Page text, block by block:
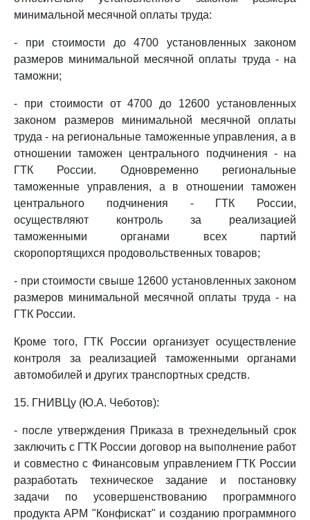
минимальной месячной оплаты труда:
- при стоимости до 4700 установленных законом
размеров минимальной месячной оплаты труда - на
таможни;
- при стоимости от 4700 до 12600 установленных
законом размеров минимальной месячной оплаты
труда - на региональные таможенные управления, а в
отношении таможен центрального подчинения - на
ГТК России. Одновременно региональные
таможенные управления, а в отношении таможен
центрального подчинения - ГТК России,
осуществляют контроль за реализацией
таможенными органами всех партий
скоропортящихся продовольственных товаров;
- при стоимости свыше 12600 установленных законом
размеров минимальной месячной оплаты труда - на
ГТК России.
Кроме того, ГТК России организует осуществление
контроля за реализацией таможенными органами
автомобилей и других транспортных средств.
15. ГНИВЦу (Ю.А. Чеботов):
- после утверждения Приказа в трехнедельный срок
заключить с ГТК России договор на выполнение работ
и совместно с Финансовым управлением ГТК России
разработать техническое задание и постановку
задачи по усовершенствованию программного
продукта АРМ "Конфискат" и созданию программного